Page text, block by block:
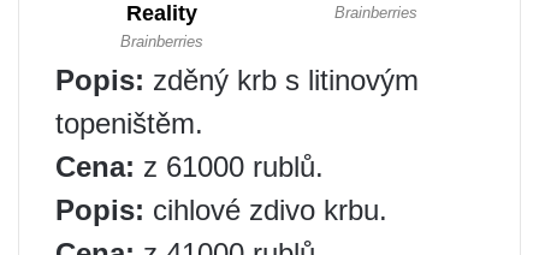
Popis: zděný krb s litinovým
topeništěm.
Cena: z 61000 rublů.
Popis: cihlové zdivo krbu.